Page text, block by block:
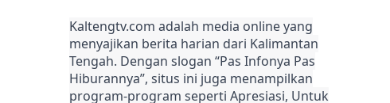
Kaltengtv.com adalah media online yang
menyajikan berita harian dari Kalimantan
Tengah. Dengan slogan “Pas Infonya Pas
Hiburannya”, situs ini juga menampilkan
program-program seperti Apresiasi, Untuk